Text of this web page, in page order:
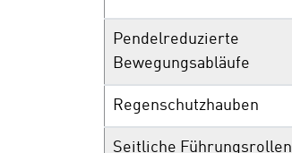
Pendelreduzierte
Bewegungsabläufe
Regenschutzhauben
Seitliche Führungsrollen